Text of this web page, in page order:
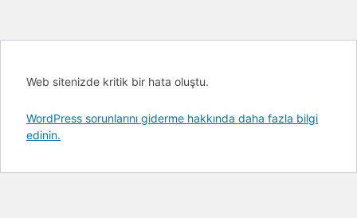
Web sitenizde kritik bir hata oluştu.
WordPress sorunlarını giderme hakkında daha fazla bilgi
edinin.